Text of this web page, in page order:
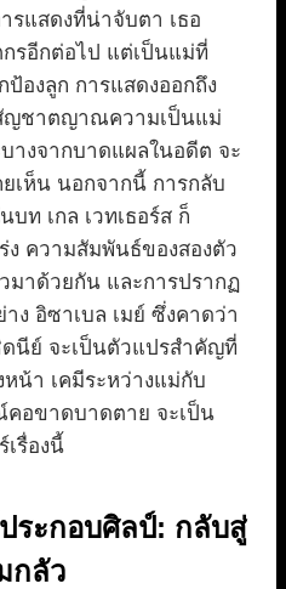
รแสดงที่น่าจับตา เธอ
รอีกต่อไป แต่เป็นแม่ที่
องลูก การแสดงออกถึง
ญชาตญาณความเป็นแม่
างจากบาดแผลในอดีต จะ
เห็น นอกจากนี้ การกลับ
ท เกล เวทเธอร์ส ก็
ง ความสัมพันธ์ของสองตัว
าด้วยกัน และการปรากฏ
ง อิซาเบล เมย์ ซึ่งคาดว่า
นีย์ จะเป็นตัวแปรสำคัญที่
หน้า เคมีระหว่างแม่กับ
อขาดบาดตาย จะเป็น
รื่องนี้
ระกอบศิลป์: กลับสู่
กลัว